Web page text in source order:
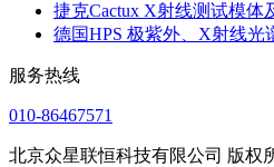
捷克Cactux X射线测试模体
德国HPS 极紫外、X射线光
服务热线
010-86467571
北京众星联恒科技有限公司 版权